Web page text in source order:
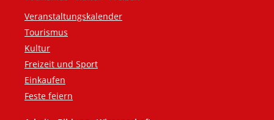
Veranstaltungskalender
Tourismus
Kultur
Freizeit und Sport
Einkaufen
Feste feiern